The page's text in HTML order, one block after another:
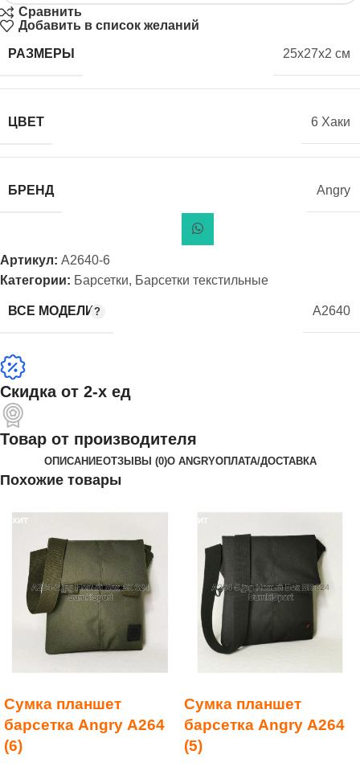
Сравнить
Добавить в список желаний
РАЗМЕРЫ 25x27x2 см
ЦВЕТ 6 Хаки
БРЕНД Angry
Артикул: А2640-6
Категории: Барсетки, Барсетки текстильные
ВСЕ МОДЕЛИ А2640
Скидка от 2-х ед
Товар от производителя
ОПИСАНИЕОТЗЫВЫ (0)О ANGRYОПЛАТА/ДОСТАВКА
Похожие товары
ХИТ
Сумка планшет
барсетка Angry А264
(6)
ХИТ
Сумка планшет
барсетка Angry А264
(5)